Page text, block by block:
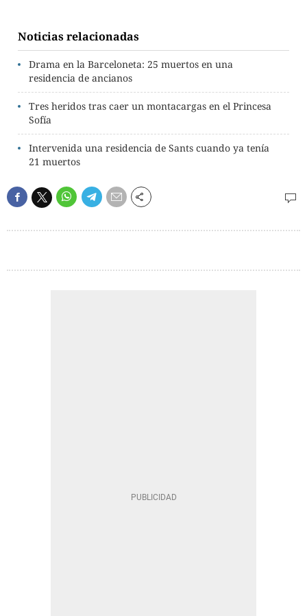
Noticias relacionadas
Drama en la Barceloneta: 25 muertos en una
residencia de ancianos
Tres heridos tras caer un montacargas en el Princesa
Sofía
Intervenida una residencia de Sants cuando ya tenía
21 muertos